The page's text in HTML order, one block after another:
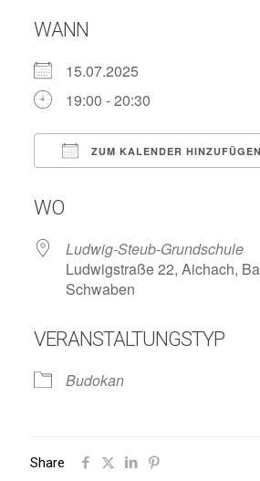
WANN
15.07.2025
19:00 - 20:30
ZUM KALENDER HINZUFÜGEN
WO
Ludwig-Steub-Grundschule
Ludwigstraße 22, Aichach,
Schwaben
VERANSTALTUNGSTYP
Budokan
Share